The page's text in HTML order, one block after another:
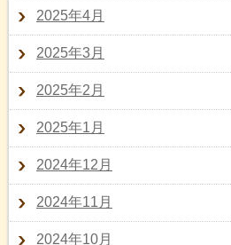
2025年4月
2025年3月
2025年2月
2025年1月
2024年12月
2024年11月
2024年10月